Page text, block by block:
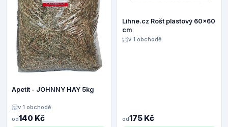
Apetit - JOHNNY HAY 5kg
v 1 obchodě
od140 Kč
Lihne.cz Rošt plastový 60x60
cm
v 1 obchodě
od175 Kč